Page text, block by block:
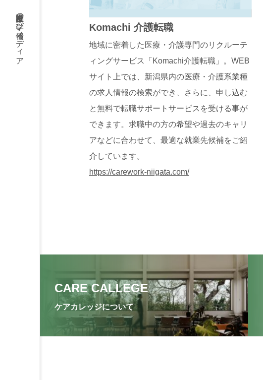
医療介護福祉の学び情報メディア Komachi 介護転職
地域に密着した医療・介護専門のリクルーテ
ィングサービス「Komachi介護転職」。WEB
サイト上では、新潟県内の医療・介護系業種
の求人情報の検索ができ、さらに、申し込む
と無料で転職サポートサービスを受ける事が
できます。求職中の方の希望や過去のキャリ
アなどに合わせて、最適な就業先候補をご紹
介しています。
https://carework-niigata.com/
CARE CALLEGE
ケアカレッジについて